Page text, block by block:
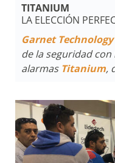
TITANIUM
LA ELECCIÓN
MONITOREO QUE
PERMITIENDO
Garnet Technology
de la seguridad con
alarmas Titanium,
las empresas de
vanguardista y
detalles,Titanium
integral que las
buscando.